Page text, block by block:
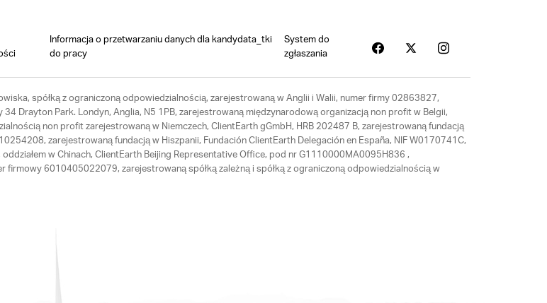
Informacja o przetwarzaniu danych dla kandydata_tki
do pracy
System do
zgłaszania
spółką z ograniczoną odpowiedzialnością, zarejestrowaną w Anglii i Walii, numer firmy 02863827,
Drayton Park. Londyn, Anglia, N5 1PB, zarejestrowaną międzynarodową organizacją non profit w Belgii,
non profit zarejestrowaną w Niemczech, ClientEarth gGmbH, HRB 202487 B, zarejestrowaną fundacją
zarejestrowaną fundacją w Hiszpanii, Fundación ClientEarth Delegación en España, NIF W0170741C,
w Chinach, ClientEarth Beijing Representative Office, pod nr G1110000MA0095H836 ,
firmowy 6010405022079, zarejestrowaną spółką zależną i spółką z ograniczoną odpowiedzialnością w